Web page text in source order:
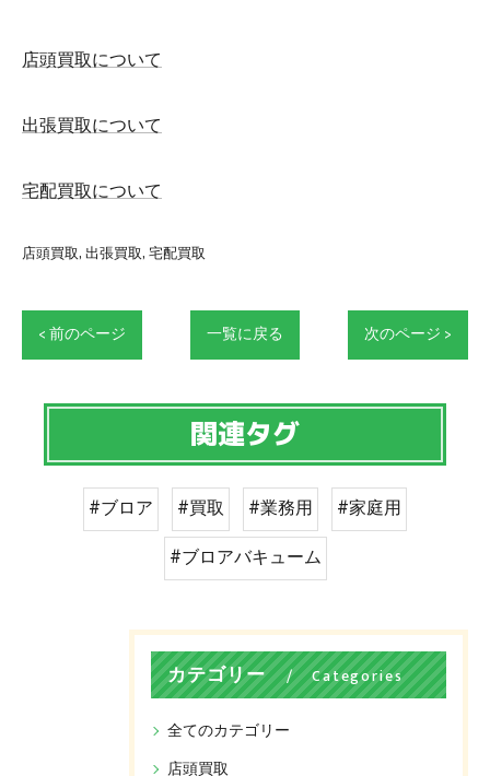
店頭買取について
出張買取について
宅配買取について
店頭買取 出張買取 宅配買取
< 前のページ 一覧に戻る 次のページ >
関連タグ
#ブロア #買取 #業務用
#家庭用
#ブロアバキューム
カテゴリー Categories
全てのカテゴリー
店頭買取